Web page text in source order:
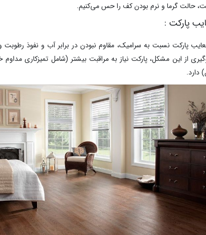
حالت گرما و نرم بودن کف را حس می‌کنیم.
پارکت :
پارکت نسبت به سرامیک، مقاوم نبودن در برابر آب و نفوذ
از این مشکل، پارکت نیاز به مراقبت بیشتر (شامل تمیزکاری
دارد.